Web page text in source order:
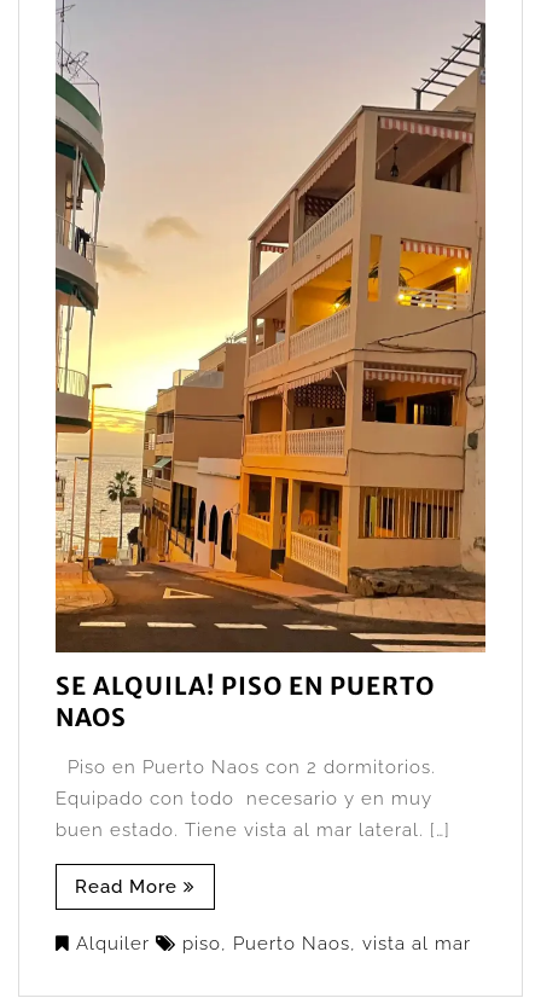
SE ALQUILA! PISO EN PUERTO
NAOS
Piso en Puerto Naos con 2 dormitorios.
Equipado con todo necesario y en muy
buen estado. Tiene vista al mar lateral. […]
Read More
Alquiler piso, Puerto Naos, vista al mar